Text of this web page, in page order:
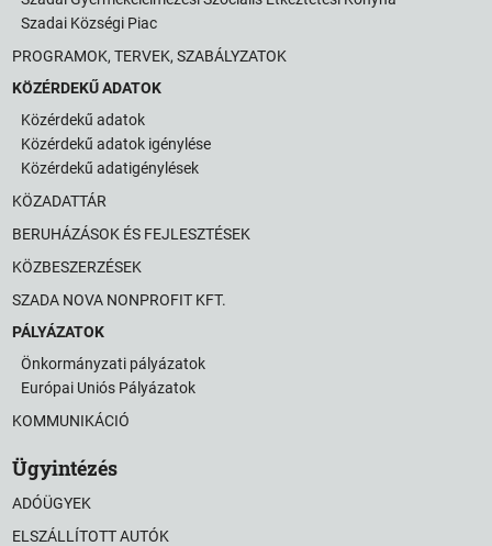
Szadai Községi Piac
PROGRAMOK, TERVEK, SZABÁLYZATOK
KÖZÉRDEKŰ ADATOK
Közérdekű adatok
Közérdekű adatok igénylése
Közérdekű adatigénylések
KÖZADATTÁR
BERUHÁZÁSOK ÉS FEJLESZTÉSEK
KÖZBESZERZÉSEK
SZADA NOVA NONPROFIT KFT.
PÁLYÁZATOK
Önkormányzati pályázatok
Európai Uniós Pályázatok
KOMMUNIKÁCIÓ
Ügyintézés
ADÓÜGYEK
ELSZÁLLÍTOTT AUTÓK